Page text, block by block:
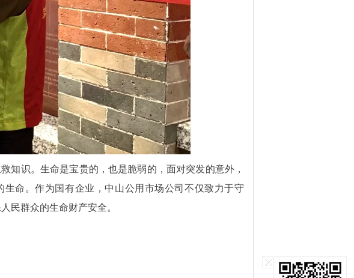
识。生命是宝贵的，也是脆弱的，面对突发的意外，
命。作为国有企业，中山公用市场公司不仅致力于守
民群众的生命财产安全。